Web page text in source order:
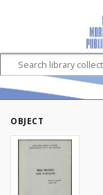
OBJECT